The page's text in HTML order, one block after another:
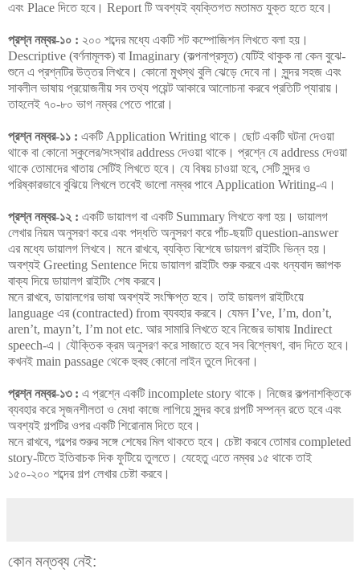
এবং Place দিতে হবে। Report টি অবশ্যই ব্যক্তিগত মতামত যুক্ত হতে হবে।
প্রশ্ন নম্বর-১০ : ২০০ শব্দের মধ্যে একটি শট কম্পোজিশন লিখতে বলা হয়।
Descriptive (বর্ণনামূলক) বা Imaginary (কল্পনাপ্রসূত) যেটিই থাকুক না কেন বুঝে-
শুনে এ প্রশ্নটির উত্তর লিখবে। কোনো মুখস্থ বুলি ঝেড়ে দেবে না। সুন্দর সহজ এবং
সাবলীল ভাষায় প্রয়োজনীয় সব তথ্য পয়েন্ট আকারে আলোচনা করবে প্রতিটি প্যারায়।
তাহলেই ৭০-৮০ ভাগ নম্বর পেতে পারো।
প্রশ্ন নম্বর-১১ : একটি Application Writing থাকে। ছোট একটি ঘটনা দেওয়া
থাকে বা কোনো স্কুলের/সংস্থার address দেওয়া থাকে। প্রশ্নে যে address দেওয়া
থাকে তোমাদের খাতায় সেটিই লিখতে হবে। যে বিষয় চাওয়া হবে, সেটি সুন্দর ও
পরিষ্কারভাবে বুঝিয়ে লিখলে তবেই ভালো নম্বর পাবে Application Writing-এ।
প্রশ্ন নম্বর-১২ : একটি ডায়ালগ বা একটি Summary লিখতে বলা হয়। ডায়ালগ
লেখার নিয়ম অনুসরণ করে এবং পদ্ধতি অনুসরণ করে পাঁচ-ছয়টি question-answer
এর মধ্যে ডায়ালগ লিখবে। মনে রাখবে, ব্যক্তি বিশেষে ডায়লগ রাইটিং ভিন্ন হয়।
অবশ্যই Greeting Sentence দিয়ে ডায়ালগ রাইটিং শুরু করবে এবং ধন্যবাদ জ্ঞাপক
বাক্য দিয়ে ডায়ালগ রাইটিং শেষ করবে।
মনে রাখবে, ডায়ালগের ভাষা অবশ্যই সংক্ষিপ্ত হবে। তাই ডায়লগ রাইটিংয়ে
language এর (contracted) from ব্যবহার করবে। যেমন I’ve, I’m, don’t,
aren’t, mayn’t, I’m not etc. আর সামারি লিখতে হবে নিজের ভাষায় Indirect
speech-এ। যৌক্তিক ক্রম অনুসরণ করে সাজাতে হবে সব বিশ্লেষণ, বাদ দিতে হবে।
কখনই main passage থেকে হুবহু কোনো লাইন তুলে দিবেনা।
প্রশ্ন নম্বর-১৩ : এ প্রশ্নে একটি incomplete story থাকে। নিজের কল্পনাশক্তিকে
ব্যবহার করে সৃজনশীলতা ও মেধা কাজে লাগিয়ে সুন্দর করে গল্পটি সম্পন্ন রতে হবে এবং
অবশ্যই গল্পটির ওপর একটি শিরোনাম দিতে হবে।
মনে রাখবে, গল্পের শুরুর সঙ্গে শেষের মিল থাকতে হবে। চেষ্টা করবে তোমার completed
story-টিতে ইতিবাচক দিক ফুটিয়ে তুলতে। যেহেতু এতে নম্বর ১৫ থাকে তাই
১৫০-২০০ শব্দের গল্প লেখার চেষ্টা করবে।
কোন মন্তব্য নেই: